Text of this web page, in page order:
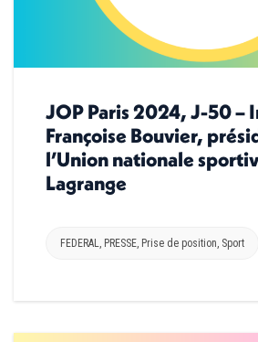
JOP Paris 2024, J-50 –
Françoise Bouvier,
l’Union nationale
Lagrange
FEDERAL, PRESSE, Prise de position, Sport